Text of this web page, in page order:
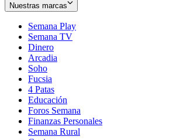
Nuestras marcas
Semana Play
Semana TV
Dinero
Arcadia
Soho
in
new
window
Fucsia
in
new
window
4 Patas
Educación
Foros Semana
Finanzas Personales
Semana Rural